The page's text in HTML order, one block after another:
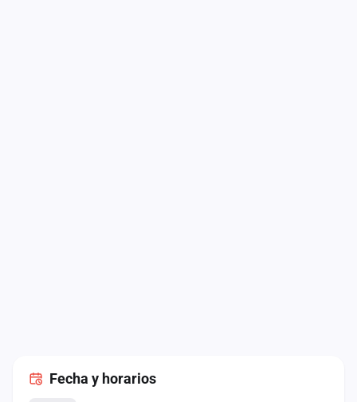
Fecha y horarios
Administración